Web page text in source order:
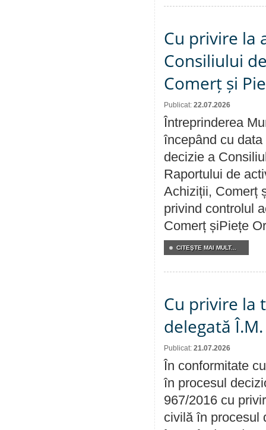
Cu privire la
Consiliului
Comerț și
Publicat: 22.07.2026
Întreprinderea
începând cu
decizie a
Raportului de
Achiziții, Comerț
privind controlul
Comerț șiPiețe
CITEŞTE MAI MULT...
Cu privire la
delegată
Publicat: 21.07.2026
În conformitate
în procesul
967/2016 cu
civilă în procesul